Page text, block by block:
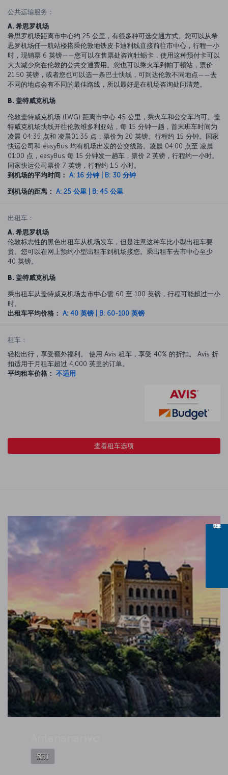
公共运输服务：
A. 希思罗机场
希思罗机场距离市中心约 25 公里，有很多种可选交通方式。您可以从希
思罗机场任一航站楼搭乘伦敦地铁皮卡迪利线直接前往市中心，行程一小
时，现销票 6 英镑——您可以在售票处咨询牡蛎卡，使用这种预付卡可以
大大减少您在伦敦的公共交通费用。您也可以乘火车到帕丁顿站，票价
21.50 英镑，或者您也可以选一条巴士快线，可到达伦敦不同地点——去
不同的地点会有不同的最佳路线，所以最好是在机场咨询处问清楚。
B. 盖特威克机场
伦敦盖特威克机场 (LWG) 距离市中心 45 公里，乘火车和公交车均可。盖
特威克机场快线开往伦敦维多利亚站，每 15 分钟一趟，首末班车时间为
凌晨 04:35 点和 凌晨01:35 点，票价为 20 英镑。行程约 15 分钟。国家
快运公司和 easyBus 均有机场出发的公交线路。凌晨 04:00 点至 凌晨
01:00 点，easyBus 每 15 分钟发一趟车，票价 2 英镑，行程约一小时。
国家快运公司票价 7 英镑，行程约 1.5 小时。
到机场的平均时间： A: 16 分钟 | B: 30 分钟
到机场的距离： A: 25 公里 | B: 45 公里
出租车：
A. 希思罗机场
伦敦标志性的黑色出租车从机场发车，但是注意这种车比小型出租车要
贵。您可以在网上预约小型出租车到机场接您。乘出租车去市中心至少
40 英镑。
B. 盖特威克机场
乘出租车从盖特威克机场去市中心需 60 至 100 英镑，行程可能超过一小
时。
出租车平均价格： A: 40 英镑 | B: 60-100 英镑
租车：
轻松出行，享受额外福利。 使用 Avis 租车，享受 40% 的折扣。 Avis 折
扣适用于月租车超过 4,000 英里的订单。
平均租车价格： 不适用
查看租车选项
预订